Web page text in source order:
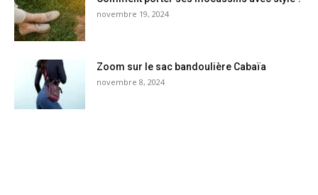
novembre 19, 2024
Zoom sur le sac bandoulière Cabaïa
novembre 8, 2024